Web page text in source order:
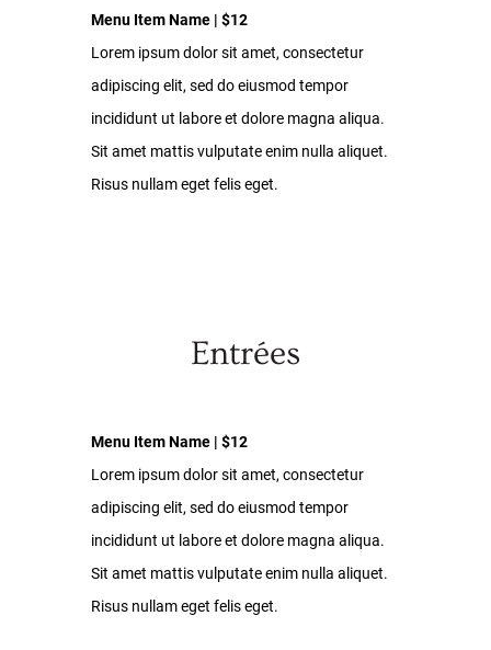
Menu Item Name | $12
Lorem ipsum dolor sit amet, consectetur
adipiscing elit, sed do eiusmod tempor
incididunt ut labore et dolore magna aliqua.
Sit amet mattis vulputate enim nulla aliquet.
Risus nullam eget felis eget.
Entrées
Menu Item Name | $12
Lorem ipsum dolor sit amet, consectetur
adipiscing elit, sed do eiusmod tempor
incididunt ut labore et dolore magna aliqua.
Sit amet mattis vulputate enim nulla aliquet.
Risus nullam eget felis eget.